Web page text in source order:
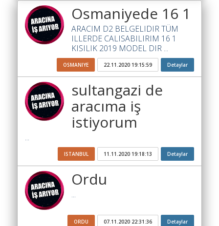
Şartname
Karşılaştırma
Robotu
Masaüstü
Değer
Hesaplama
Fiyatları
İlanlar
Osmaniyede 16 1
ARACIM D2 BELGELIDIR TÜM
ILLERDE CALISABILIRIM 16 1
KISILIK 2019 MODEL DIR ...
OSMANIYE 22.11.2020 19:15:59 Detaylar
sultangazi de
aracıma iş
istiyorum
...
ISTANBUL 11.11.2020 19:18:13 Detaylar
Ordu
...
ORDU 07.11.2020 22:31:36 Detaylar